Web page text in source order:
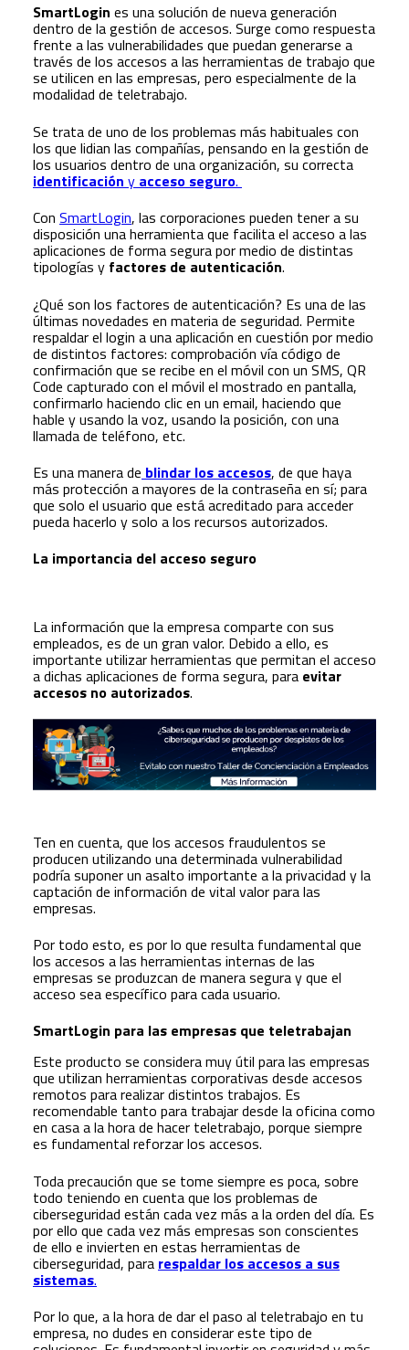
SmartLogin es una solución de nueva generación
dentro de la gestión de accesos. Surge como respuesta
frente a las vulnerabilidades que puedan generarse a
través de los accesos a las herramientas de trabajo que
se utilicen en las empresas, pero especialmente de la
modalidad de teletrabajo.
Se trata de uno de los problemas más habituales con
los que lidian las compañías, pensando en la gestión de
los usuarios dentro de una organización, su correcta
identificación y acceso seguro.
Con SmartLogin, las corporaciones pueden tener a su
disposición una herramienta que facilita el acceso a las
aplicaciones de forma segura por medio de distintas
tipologías y factores de autenticación.
¿Qué son los factores de autenticación? Es una de las
últimas novedades en materia de seguridad. Permite
respaldar el login a una aplicación en cuestión por medio
de distintos factores: comprobación vía código de
confirmación que se recibe en el móvil con un SMS, QR
Code capturado con el móvil el mostrado en pantalla,
confirmarlo haciendo clic en un email, haciendo que
hable y usando la voz, usando la posición, con una
llamada de teléfono, etc.
Es una manera de blindar los accesos, de que haya
más protección a mayores de la contraseña en sí; para
que solo el usuario que está acreditado para acceder
pueda hacerlo y solo a los recursos autorizados.
La importancia del acceso seguro
La información que la empresa comparte con sus
empleados, es de un gran valor. Debido a ello, es
importante utilizar herramientas que permitan el acceso
a dichas aplicaciones de forma segura, para evitar
accesos no autorizados.
Ten en cuenta, que los accesos fraudulentos se
producen utilizando una determinada vulnerabilidad
podría suponer un asalto importante a la privacidad y la
captación de información de vital valor para las
empresas.
Por todo esto, es por lo que resulta fundamental que
los accesos a las herramientas internas de las
empresas se produzcan de manera segura y que el
acceso sea específico para cada usuario.
SmartLogin para las empresas que teletrabajan
Este producto se considera muy útil para las empresas
que utilizan herramientas corporativas desde accesos
remotos para realizar distintos trabajos. Es
recomendable tanto para trabajar desde la oficina como
en casa a la hora de hacer teletrabajo, porque siempre
es fundamental reforzar los accesos.
Toda precaución que se tome siempre es poca, sobre
todo teniendo en cuenta que los problemas de
ciberseguridad están cada vez más a la orden del día. Es
por ello que cada vez más empresas son conscientes
de ello e invierten en estas herramientas de
ciberseguridad, para respaldar los accesos a sus
sistemas.
Por lo que, a la hora de dar el paso al teletrabajo en tu
empresa, no dudes en considerar este tipo de